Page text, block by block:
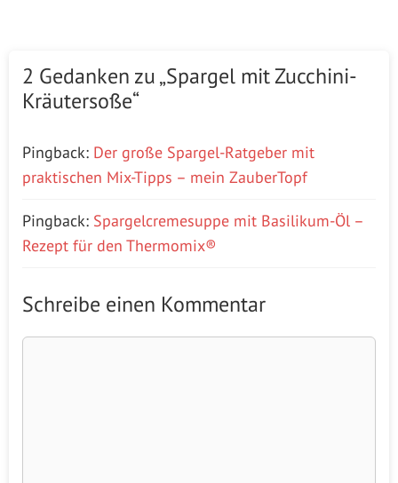
2 Gedanken zu „Spargel mit Zucchini-
Kräutersoße“
Pingback: Der große Spargel-Ratgeber mit
praktischen Mix-Tipps – mein ZauberTopf
Pingback: Spargelcremesuppe mit Basilikum-Öl –
Rezept für den Thermomix®
Schreibe einen Kommentar